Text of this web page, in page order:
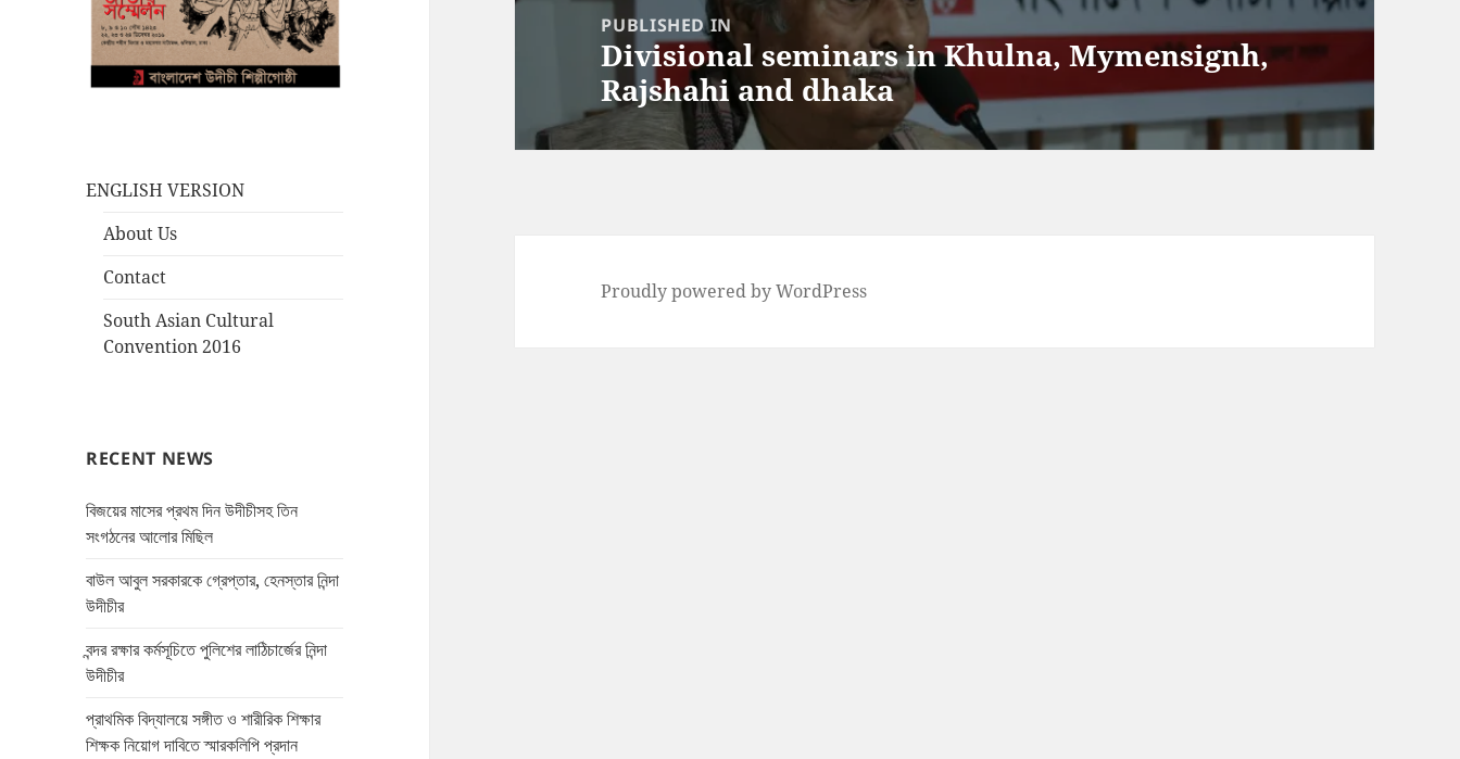
ENGLISH VERSION
About Us
Contact
South Asian Cultural
Convention 2016
RECENT NEWS
বিজয়ের মাসের প্রথম দিন উদীচীসহ তিন
সংগঠনের আলোর মিছিল
বাউল আবুল সরকারকে গ্রেপ্তার, হেনস্তার নিন্দা
উদীচীর
বন্দর রক্ষার কর্মসূচিতে পুলিশের লাঠিচার্জের নিন্দা
উদীচীর
প্রাথমিক বিদ্যালয়ে সঙ্গীত ও শারীরিক শিক্ষার
শিক্ষক নিয়োগ দাবিতে স্মারকলিপি প্রদান
navigationPUBLISHED IN
Divisional seminars in Khulna, Mymensignh,
Rajshahi and dhaka
Proudly powered by WordPress